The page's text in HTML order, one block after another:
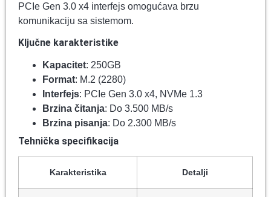
PCIe Gen 3.0 x4 interfejs omogućava brzu
komunikaciju sa sistemom.
Ključne karakteristike
Kapacitet: 250GB
Format: M.2 (2280)
Interfejs: PCIe Gen 3.0 x4, NVMe 1.3
Brzina čitanja: Do 3.500 MB/s
Brzina pisanja: Do 2.300 MB/s
Tehnička specifikacija
Karakteristika Detalji